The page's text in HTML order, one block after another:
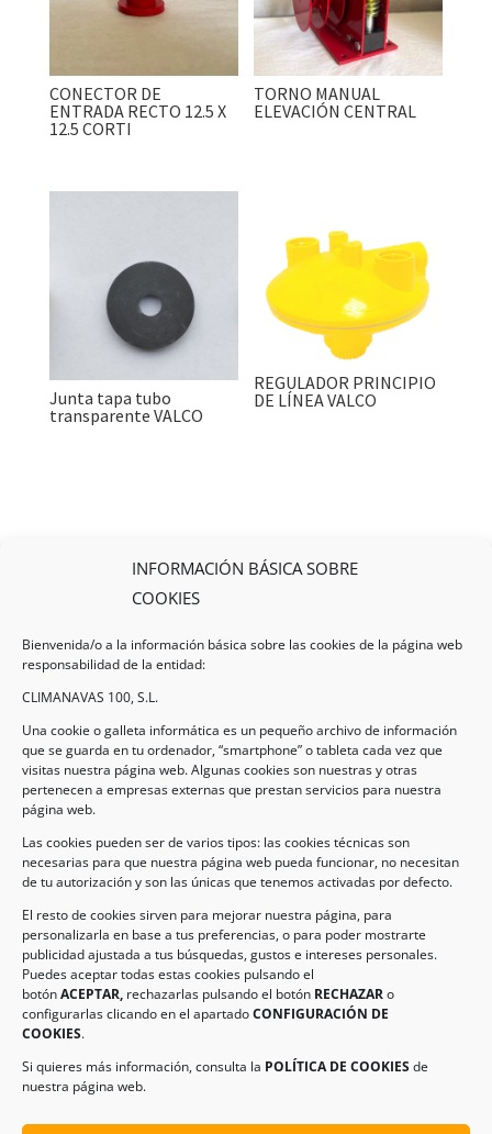
INFORMACIÓN BÁSICA SOBRE
COOKIES
Bienvenida/o a la información básica sobre las cookies de la página web
responsabilidad de la entidad:
CLIMANAVAS 100, S.L.
Una cookie o galleta informática es un pequeño archivo de información
que se guarda en tu ordenador, “smartphone” o tableta cada vez que
visitas nuestra página web. Algunas cookies son nuestras y otras
pertenecen a empresas externas que prestan servicios para nuestra
página web.
Las cookies pueden ser de varios tipos: las cookies técnicas son
necesarias para que nuestra página web pueda funcionar, no necesitan
de tu autorización y son las únicas que tenemos activadas por defecto.
El resto de cookies sirven para mejorar nuestra página, para
personalizarla en base a tus preferencias, o para poder mostrarte
publicidad ajustada a tus búsquedas, gustos e intereses personales.
Puedes aceptar todas estas cookies pulsando el
botónACEPTAR, rechazarlas pulsando el botón RECHAZARo
configurarlas clicando en el apartadoCONFIGURACIÓN DE
COOKIES.
Si quieres más información, consulta la POLÍTICA DE COOKIESde
nuestra página web.
CONECTOR DE
ENTRADA RECTO 12.5 X
12.5 CORTI
TORNO MANUAL
ELEVACIÓN CENTRAL
Junta tapa tubo
transparente VALCO
REGULADOR PRINCIPIO
DE LÍNEA VALCO
Legal
AVISO LEGAL
POLÍTICA DE COOKIES
Información de Contacto
Dirección:
Navas de Jorquera – Albacete (España)
Tel:(+34) 967 48 22 15
Email:info@climanavas.com